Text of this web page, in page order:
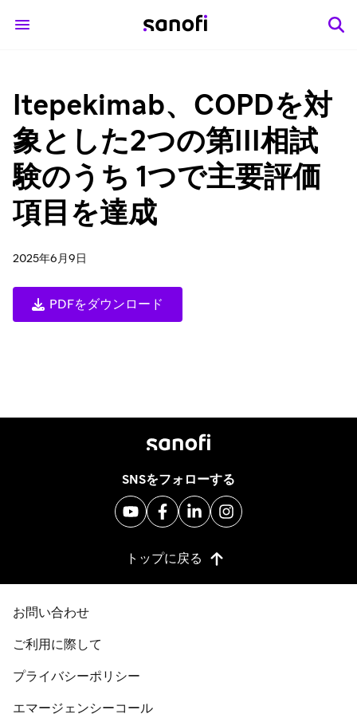
Itepekimab、COPDを対
象とした2つの第III相試
験のうち 1つで主要評価
項目を達成
2025年6月9日
PDFをダウンロード
SNSをフォローする
トップに戻る
お問い合わせ
ご利用に際して
プライバシーポリシー
エマージェンシーコール